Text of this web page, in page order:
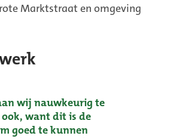
Marktstraat en omgeving
wij nauwkeurig te
want dit is de
goed te kunnen